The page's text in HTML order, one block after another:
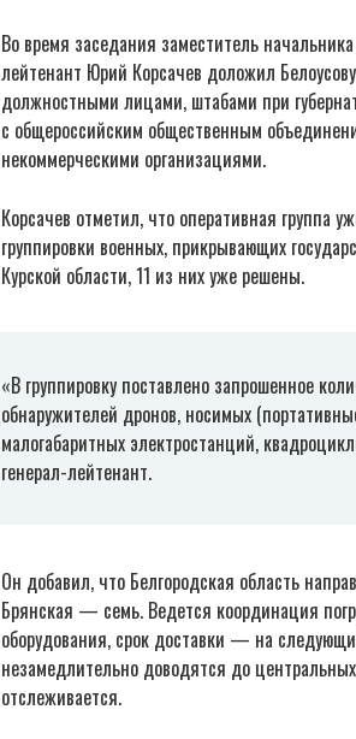
Во время заседания заместитель
лейтенант Юрий Корсачев доложил
должностными лицами, штабами при
с общероссийским общественным
некоммерческими организациями.
Корсачев отметил, что оперативная группа
группировки военных, прикрывающих
Курской области, 11 из них уже решены.
«В группировку поставлено запрошенное
обнаружителей дронов, носимых
малогабаритных электростанций,
генерал-лейтенант.
Он добавил, что Белгородская область
Брянская — семь. Ведется координация
оборудования, срок доставки — на
незамедлительно доводятся до
отслеживается.